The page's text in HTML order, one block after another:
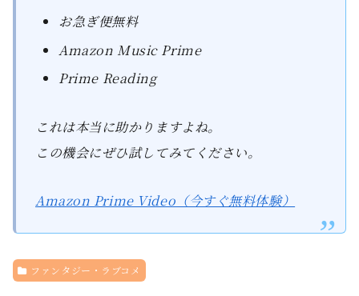
お急ぎ便無料
Amazon Music Prime
Prime Reading
これは本当に助かりますよね。
この機会にぜひ試してみてください。
Amazon Prime Video（今すぐ無料体験）
ファンタジー・ラブコメ